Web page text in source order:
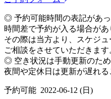
◎ 予約可能時間の表記があ
時間差で予約が入る場合があ
その際は当方より、スケジ
ご相談をさせていただきます
◎ 空き状況は手動更新のため
夜間や定休日は更新が遅れる
予約可能 2022-06-12 (日)